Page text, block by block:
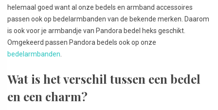
helemaal goed want al onze bedels en armband accessoires
passen ook op bedelarmbanden van de bekende merken. Daarom
is ook voor je armbandje van Pandora bedel heks geschikt.
Omgekeerd passen Pandora bedels ook op onze
bedelarmbanden
Wat is het verschil tussen een bedel
en een charm?